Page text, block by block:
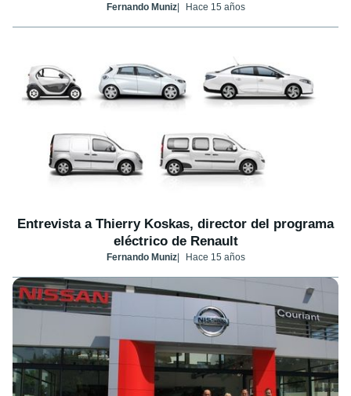
Fernando Muniz Hace 15 años
Entrevista a Thierry Koskas, director del programa
eléctrico de Renault
Fernando Muniz Hace 15 años